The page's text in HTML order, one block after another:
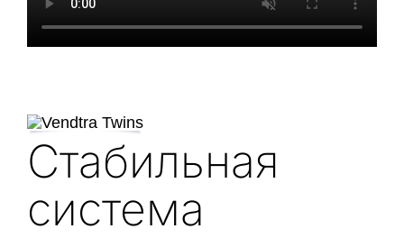
Стабильная
система